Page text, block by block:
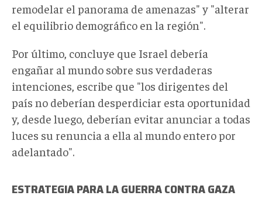
remodelar el panorama de amenazas" y "alterar
el equilibrio demográfico en la región".
Por último, concluye que Israel debería
engañar al mundo sobre sus verdaderas
intenciones, escribe que "los dirigentes del
país no deberían desperdiciar esta oportunidad
y, desde luego, deberían evitar anunciar a todas
luces su renuncia a ella al mundo entero por
adelantado".
ESTRATEGIA PARA LA GUERRA CONTRA GAZA